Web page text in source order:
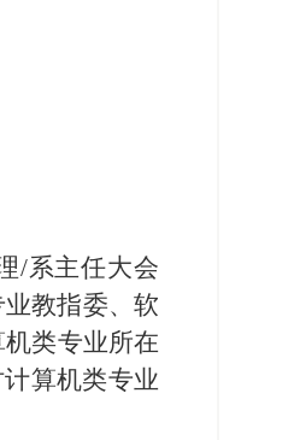
/系主任大会
业教指委、软
类专业所在
算机类专业